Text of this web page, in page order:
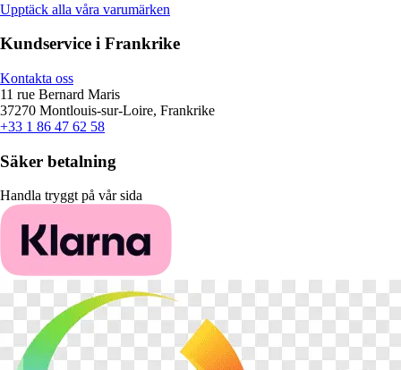
Upptäck alla våra varumärken
Kundservice i Frankrike
Kontakta oss
11 rue Bernard Maris
37270 Montlouis-sur-Loire, Frankrike
+33 1 86 47 62 58
Säker betalning
Handla tryggt på vår sida